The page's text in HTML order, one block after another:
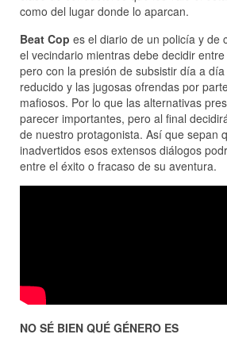
como del lugar donde lo aparcan.
Beat Cop es el diario de un policía y de
el vecindario mientras debe decidir
pero con la presión de subsistir día a
reducido y las jugosas ofrendas por
mafiosos. Por lo que las alternativas
parecer importantes, pero al final
de nuestro protagonista. Así que sepan
inadvertidos esos extensos diálogos
entre el éxito o fracaso de su aventura.
NO SÉ BIEN QUÉ GÉNERO ES